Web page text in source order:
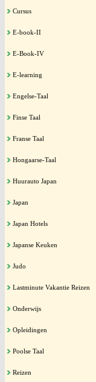
Cursus
E-book-II
E-Book-IV
E-learning
Engelse-Taal
Finse Taal
Franse Taal
Hongaarse-Taal
Huurauto Japan
Japan
Japan Hotels
Japanse Keuken
Judo
Lastminute Vakantie Reizen
Onderwijs
Opleidingen
Poolse Taal
Reizen